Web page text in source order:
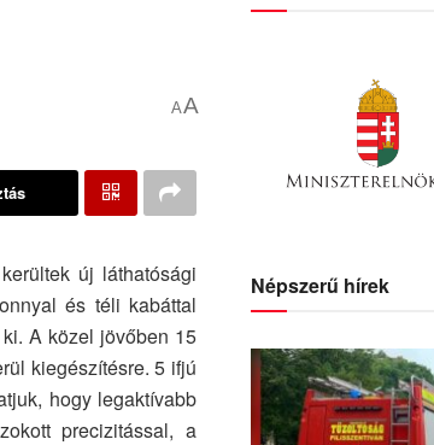
AA
új láthatósági
és téli kabáttal
A közel jövőben 15
kiegészítésre. 5 ifjú
hogy legaktívabb
precizitással, a
Népszerű hírek